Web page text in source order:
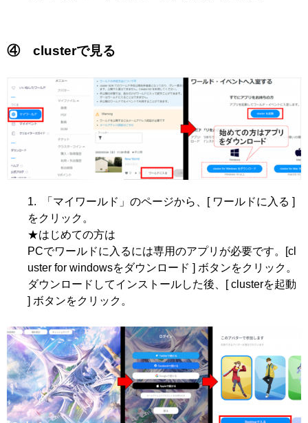
④ clusterで見る
「マイワールド」のページから、[ ワールドに入る ]
をクリック。
★はじめての方は
PCでワールドに入るには専用のアプリが必要です。[cl
uster for windowsをダウンロード ] ボタンをクリック。
ダウンロードしてインストールした後、[ clusterを起動
] ボタンをクリック。